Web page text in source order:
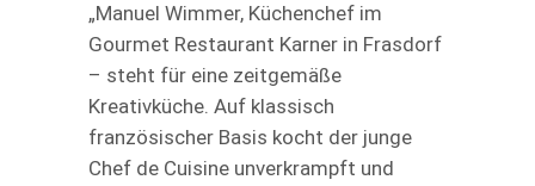
„Manuel Wimmer, Küchenchef im
Gourmet Restaurant Karner in Frasdorf
– steht für eine zeitgemäße
Kreativküche. Auf klassisch
französischer Basis kocht der junge
Chef de Cuisine unverkrampft und